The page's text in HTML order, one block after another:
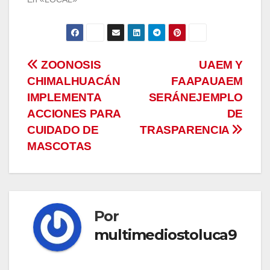
Navegación
de
entradas
UAEM Y
FAAPAUAEM
SERÁNEJEMPLO
DE
TRASPARENCIA
ZOONOSIS
CHIMALHUACÁN
IMPLEMENTA
ACCIONES PARA
CUIDADO DE
MASCOTAS
Por
multimediostoluca9